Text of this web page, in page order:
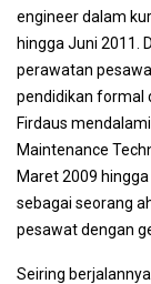
engineer dalam
hingga Juni 2011.
perawatan
pendidikan formal
Firdaus
Maintenance
Maret 2009
sebagai seorang
pesawat dengan
Seiring